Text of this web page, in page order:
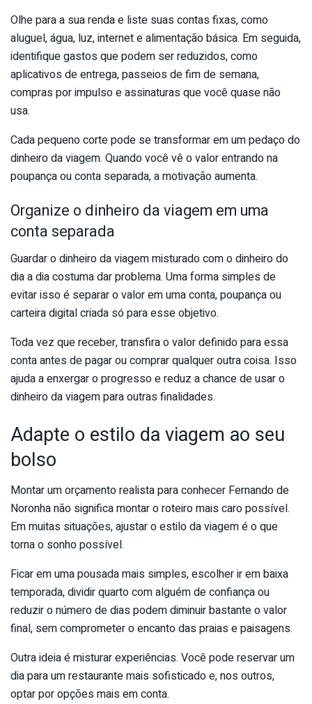
Olhe para a sua renda e liste suas contas fixas, como
aluguel, água, luz, internet e alimentação básica. Em seguida,
identifique gastos que podem ser reduzidos, como
aplicativos de entrega, passeios de fim de semana,
compras por impulso e assinaturas que você quase não
usa.
Cada pequeno corte pode se transformar em um pedaço do
dinheiro da viagem. Quando você vê o valor entrando na
poupança ou conta separada, a motivação aumenta.
Organize o dinheiro da viagem em uma
conta separada
Guardar o dinheiro da viagem misturado com o dinheiro do
dia a dia costuma dar problema. Uma forma simples de
evitar isso é separar o valor em uma conta, poupança ou
carteira digital criada só para esse objetivo.
Toda vez que receber, transfira o valor definido para essa
conta antes de pagar ou comprar qualquer outra coisa. Isso
ajuda a enxergar o progresso e reduz a chance de usar o
dinheiro da viagem para outras finalidades.
Adapte o estilo da viagem ao seu
bolso
Montar um orçamento realista para conhecer Fernando de
Noronha não significa montar o roteiro mais caro possível.
Em muitas situações, ajustar o estilo da viagem é o que
torna o sonho possível.
Ficar em uma pousada mais simples, escolher ir em baixa
temporada, dividir quarto com alguém de confiança ou
reduzir o número de dias podem diminuir bastante o valor
final, sem comprometer o encanto das praias e paisagens.
Outra ideia é misturar experiências. Você pode reservar um
dia para um restaurante mais sofisticado e, nos outros,
optar por opções mais em conta.